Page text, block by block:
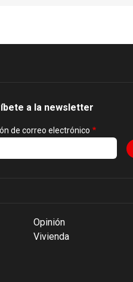
a la newsletter
de correo electrónico
Opinión
Vivienda